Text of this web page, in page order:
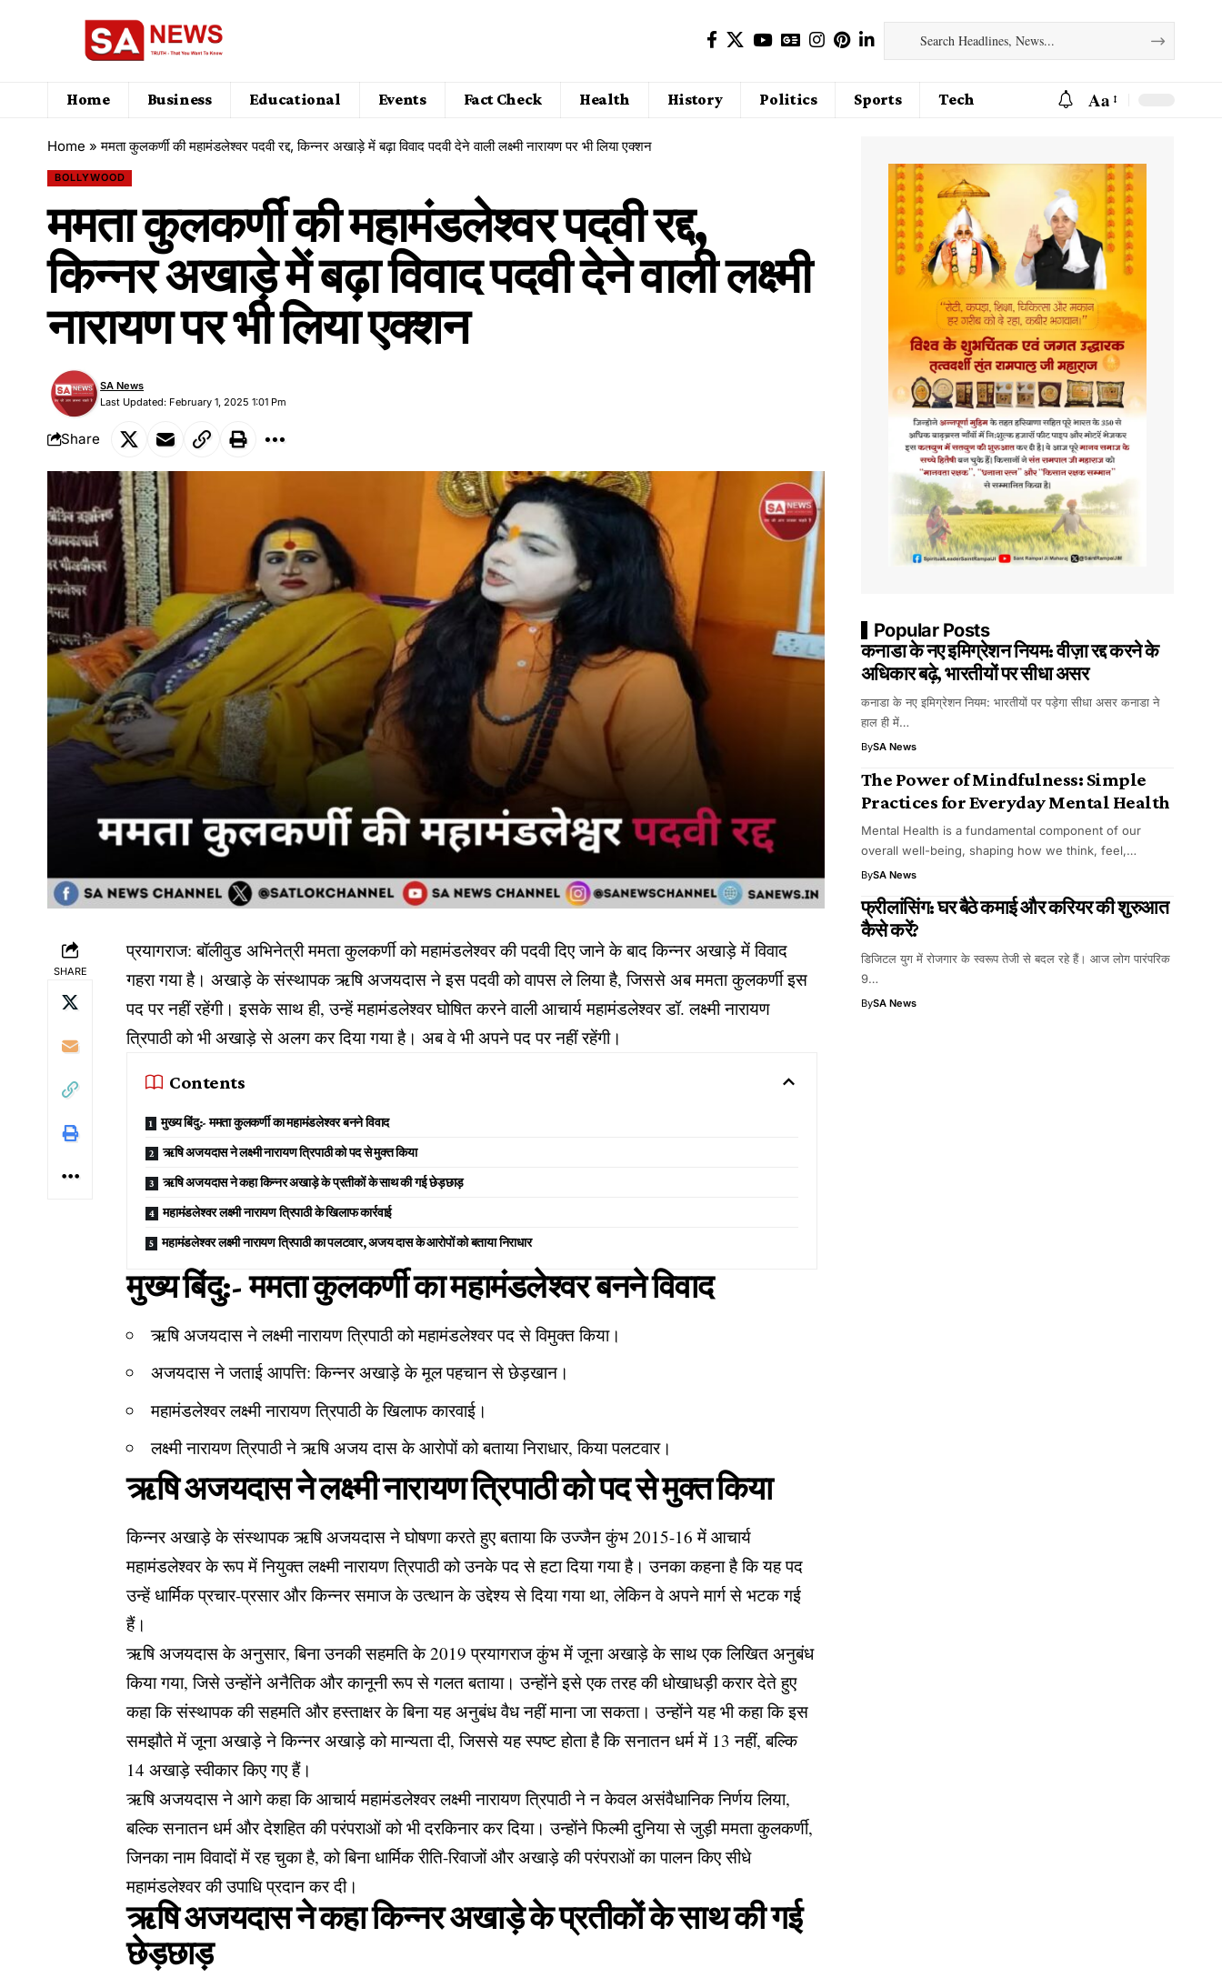
Home Business Educational Events Fact Check Health History Politics Sports Tech Aa
Home »ममता कुलकर्णी की महामंडलेश्वर पदवी रद्द, किन्‍नर अखाड़े में बढ़ा विवाद पदवी देने वाली लक्ष्‍मी नारायण पर भी लिया एक्शन
BOLLYWOOD
ममता कुलकर्णी की महामंडलेश्वर पदवी रद्द,
किन्‍नर अखाड़े में बढ़ा विवाद पदवी देने वाली लक्ष्‍मी
नारायण पर भी लिया एक्शन
Last Updated: February 1, 2025 1:01 Pm
SA News
Share
SHARE
प्रयागराज: बॉलीवुड अभिनेत्री ममता कुलकर्णी को महामंडलेश्वर की पदवी दिए जाने के बाद किन्नर अखाड़े में विवाद
गहरा गया है। अखाड़े के संस्थापक ऋषि अजयदास ने इस पदवी को वापस ले लिया है, जिससे अब ममता कुलकर्णी इस
पद पर नहीं रहेंगी। इसके साथ ही, उन्हें महामंडलेश्वर घोषित करने वाली आचार्य महामंडलेश्वर डॉ. लक्ष्मी नारायण
त्रिपाठी को भी अखाड़े से अलग कर दिया गया है। अब वे भी अपने पद पर नहीं रहेंगी।
Contents
मुख्य बिंदु:- ममता कुलकर्णी का महामंडलेश्वर बनने विवाद
ऋषि अजयदास ने लक्ष्मी नारायण त्रिपाठी को पद से मुक्त किया
ऋषि अजयदास ने कहा किन्नर अखाड़े के प्रतीकों के साथ की गई छेड़छाड़
महामंडलेश्वर लक्ष्मी नारायण त्रिपाठी के खिलाफ कार्रवाई
महामंडलेश्वर लक्ष्मी नारायण त्रिपाठी का पलटवार, अजय दास के आरोपों को बताया निराधार
मुख्य बिंदु:- ममता कुलकर्णी का महामंडलेश्वर बनने विवाद
ऋषि अजयदास ने लक्ष्मी नारायण त्रिपाठी को महामंडलेश्वर पद से विमुक्त किया।
अजयदास ने जताई आपत्ति: किन्नर अखाड़े के मूल पहचान से छेड़खान।
महामंडलेश्वर लक्ष्मी नारायण त्रिपाठी के खिलाफ कारवाई।
लक्ष्मी नारायण त्रिपाठी ने ऋषि अजय दास के आरोपों को बताया निराधार, किया पलटवार।
ऋषि अजयदास ने लक्ष्मी नारायण त्रिपाठी को पद से मुक्त किया
किन्नर अखाड़े के संस्थापक ऋषि अजयदास ने घोषणा करते हुए बताया कि उज्जैन कुंभ 2015-16 में आचार्य
महामंडलेश्वर के रूप में नियुक्त लक्ष्मी नारायण त्रिपाठी को उनके पद से हटा दिया गया है। उनका कहना है कि यह पद
उन्हें धार्मिक प्रचार-प्रसार और किन्नर समाज के उत्थान के उद्देश्य से दिया गया था, लेकिन वे अपने मार्ग से भटक गई
हैं।
ऋषि अजयदास के अनुसार, बिना उनकी सहमति के 2019 प्रयागराज कुंभ में जूना अखाड़े के साथ एक लिखित अनुबंध
किया गया, जिसे उन्होंने अनैतिक और कानूनी रूप से गलत बताया। उन्होंने इसे एक तरह की धोखाधड़ी करार देते हुए
कहा कि संस्थापक की सहमति और हस्ताक्षर के बिना यह अनुबंध वैध नहीं माना जा सकता। उन्होंने यह भी कहा कि इस
समझौते में जूना अखाड़े ने किन्नर अखाड़े को मान्यता दी, जिससे यह स्पष्ट होता है कि सनातन धर्म में 13 नहीं, बल्कि
14 अखाड़े स्वीकार किए गए हैं।
ऋषि अजयदास ने आगे कहा कि आचार्य महामंडलेश्वर लक्ष्मी नारायण त्रिपाठी ने न केवल असंवैधानिक निर्णय लिया,
बल्कि सनातन धर्म और देशहित की परंपराओं को भी दरकिनार कर दिया। उन्होंने फिल्मी दुनिया से जुड़ी ममता कुलकर्णी,
जिनका नाम विवादों में रह चुका है, को बिना धार्मिक रीति-रिवाजों और अखाड़े की परंपराओं का पालन किए सीधे
महामंडलेश्वर की उपाधि प्रदान कर दी।
ऋषि अजयदास ने कहा किन्नर अखाड़े के प्रतीकों के साथ की गई
छेड़छाड़
Popular Posts
कनाडा के नए इमिग्रेशन नियम: वीज़ा रद्द करने के
अधिकार बढ़े, भारतीयों पर सीधा असर
कनाडा के नए इमिग्रेशन नियम: भारतीयों पर पड़ेगा सीधा असर कनाडा ने
हाल ही में…
BySA News
The Power of Mindfulness: Simple
Practices for Everyday Mental Health
Mental Health is a fundamental component of our
overall well-being, shaping how we think, feel,…
BySA News
फ्रीलांसिंग: घर बैठे कमाई और करियर की शुरुआत
कैसे करें?
डिजिटल युग में रोजगार के स्वरूप तेजी से बदल रहे हैं। आज लोग पारंपरिक
9…
BySA News